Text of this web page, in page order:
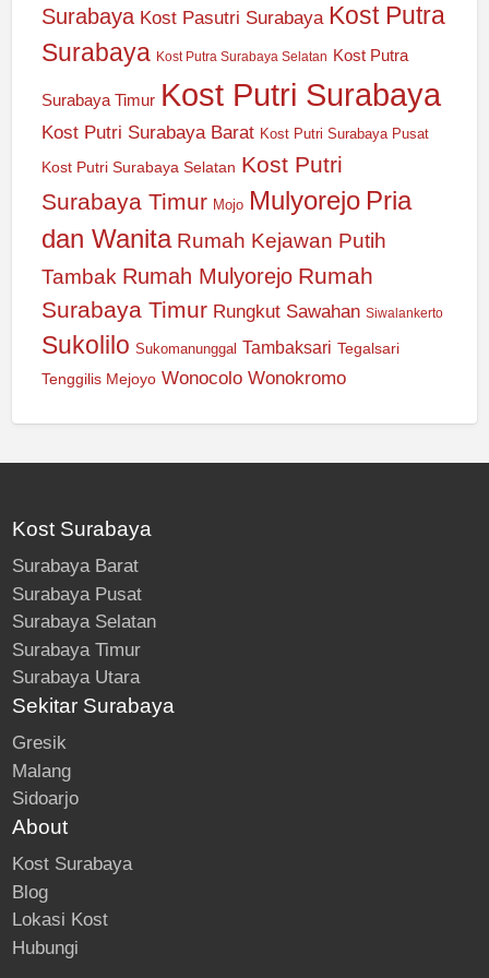
Surabaya Kost Pasutri Surabaya Kost Putra
Surabaya Kost Putra Surabaya Selatan Kost Putra
Surabaya Timur Kost Putri Surabaya
Kost Putri Surabaya Barat Kost Putri Surabaya Pusat
Kost Putri Surabaya Selatan Kost Putri
Surabaya Timur Mojo Mulyorejo Pria
dan Wanita Rumah Kejawan Putih
Tambak Rumah Mulyorejo Rumah
Surabaya Timur Rungkut Sawahan Siwalankerto
Sukolilo Sukomanunggal Tambaksari Tegalsari
Tenggilis Mejoyo Wonocolo Wonokromo
Kost Surabaya
Surabaya Barat
Surabaya Pusat
Surabaya Selatan
Surabaya Timur
Surabaya Utara
Sekitar Surabaya
Gresik
Malang
Sidoarjo
About
Kost Surabaya
Blog
Lokasi Kost
Hubungi